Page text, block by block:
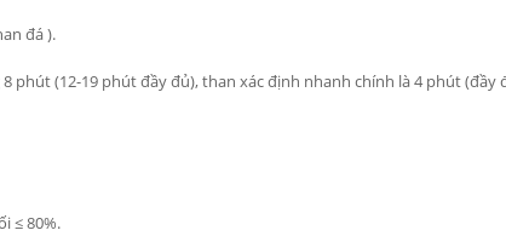
đá ).
phút (12-19 phút đầy đủ), than xác định nhanh chính là 4 phút (đầy
≤ 80%.